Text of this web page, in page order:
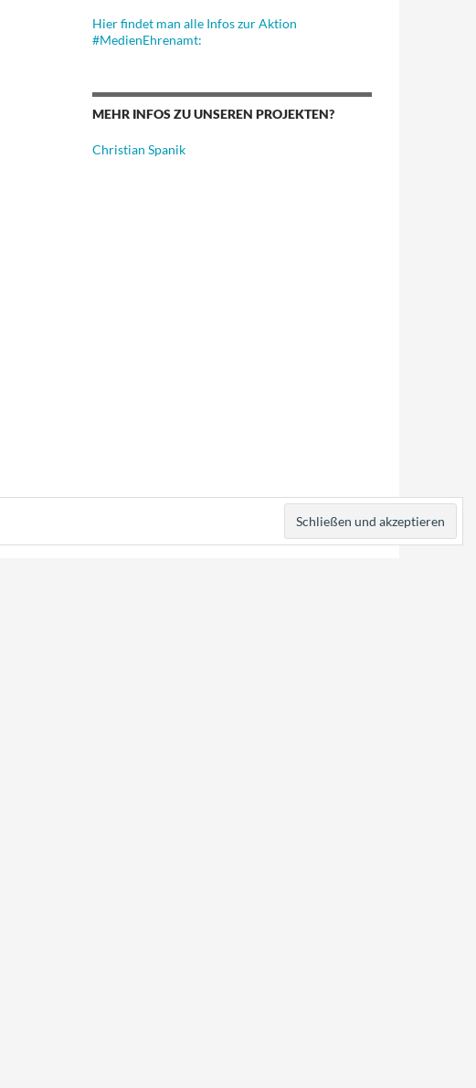
Hier findet man alle Infos zur Aktion
#MedienEhrenamt:
MEHR INFOS ZU UNSEREN PROJEKTEN?
Christian Spanik